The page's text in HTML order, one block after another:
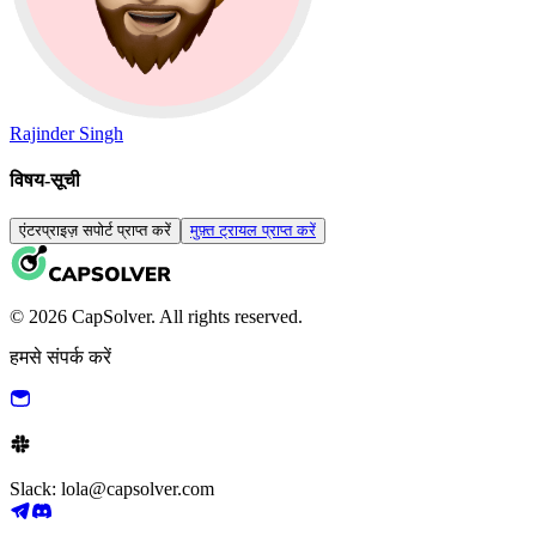
Rajinder Singh
विषय-सूची
एंटरप्राइज़ सपोर्ट प्राप्त करें मुफ़्त ट्रायल प्राप्त करें
© 2026 CapSolver. All rights reserved.
हमसे संपर्क करें
Slack: lola@capsolver.com